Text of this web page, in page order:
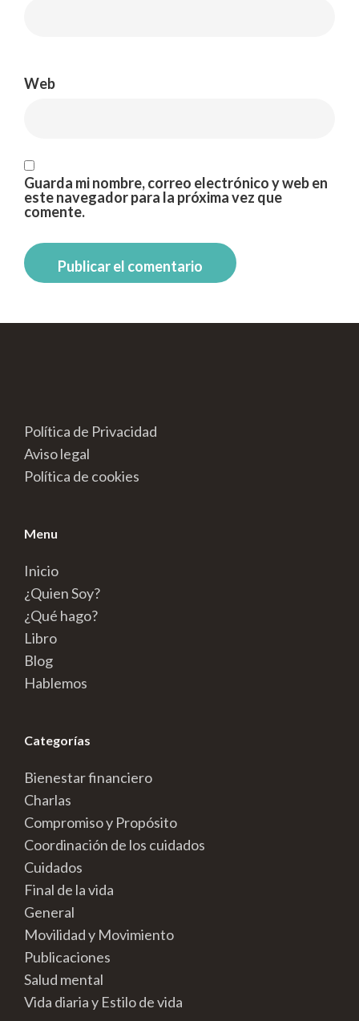
Web
Guarda mi nombre, correo electrónico y web en
este navegador para la próxima vez que
comente.
Política de Privacidad
Aviso legal
Política de cookies
Menu
Inicio
¿Quien Soy?
¿Qué hago?
Libro
Blog
Hablemos
Categorías
Bienestar financiero
Charlas
Compromiso y Propósito
Coordinación de los cuidados
Cuidados
Final de la vida
General
Movilidad y Movimiento
Publicaciones
Salud mental
Vida diaria y Estilo de vida